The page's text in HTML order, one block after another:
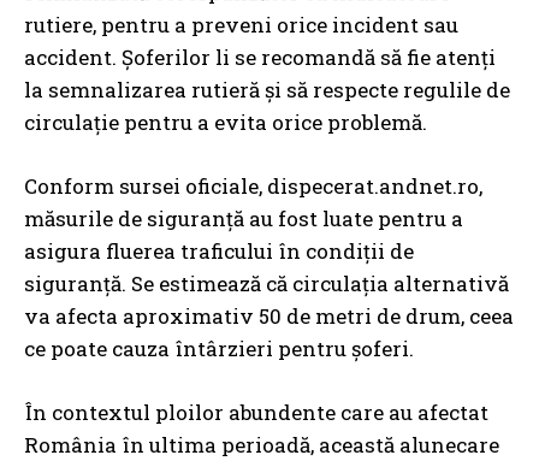
rutiere, pentru a preveni orice incident sau
accident. Șoferilor li se recomandă să fie atenți
la semnalizarea rutieră și să respecte regulile de
circulație pentru a evita orice problemă.
Conform sursei oficiale, dispecerat.andnet.ro,
măsurile de siguranță au fost luate pentru a
asigura fluerea traficului în condiții de
siguranță. Se estimează că circulația alternativă
va afecta aproximativ 50 de metri de drum, ceea
ce poate cauza întârzieri pentru șoferi.
În contextul ploilor abundente care au afectat
România în ultima perioadă, această alunecare